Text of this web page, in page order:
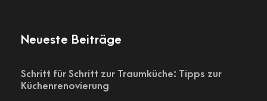
Neueste Beiträge
Schritt für Schritt zur Traumküche: Tipps zur
Küchenrenovierung